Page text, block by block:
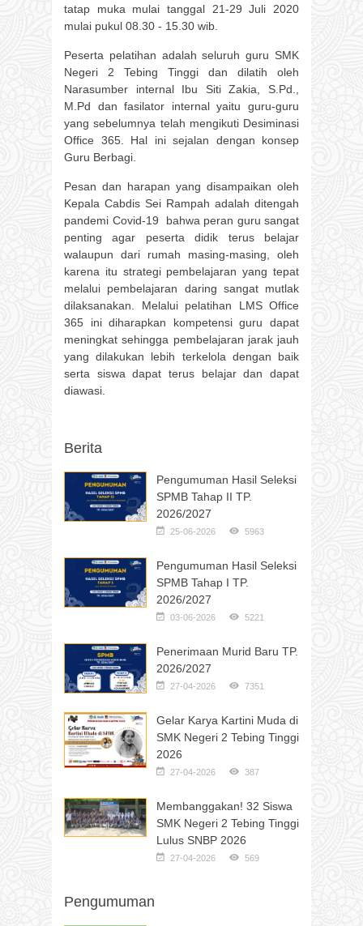
tatap muka mulai tanggal 21-29 Juli 2020
mulai pukul 08.30 - 15.30 wib.
Peserta pelatihan adalah seluruh guru SMK
Negeri 2 Tebing Tinggi dan dilatih oleh
Narasumber internal Ibu Siti Zakia, S.Pd.,
M.Pd dan fasilator internal yaitu guru-guru
yang sebelumnya telah mengikuti Desiminasi
Office 365. Hal ini sejalan dengan konsep
Guru Berbagi.
Pesan dan harapan yang disampaikan oleh
Kepala Cabdis Sei Rampah adalah ditengah
pandemi Covid-19 bahwa peran guru sangat
penting agar peserta didik terus belajar
walaupun dari rumah masing-masing, oleh
karena itu strategi pembelajaran yang tepat
melalui pembelajaran daring sangat mutlak
dilaksanakan. Melalui pelatihan LMS Office
365 ini diharapkan kompetensi guru dapat
meningkat sehingga pembelajaran jarak jauh
yang dilakukan lebih terkelola dengan baik
serta siswa dapat terus belajar dan dapat
diawasi.
Berita
Pengumuman Hasil Seleksi
SPMB Tahap II TP.
2026/2027
25-06-2026 5963
Pengumuman Hasil Seleksi
SPMB Tahap I TP.
2026/2027
03-06-2026 5221
Penerimaan Murid Baru TP.
2026/2027
27-04-2026 7351
Gelar Karya Kartini Muda di
SMK Negeri 2 Tebing Tinggi
2026
27-04-2026 387
Membanggakan! 32 Siswa
SMK Negeri 2 Tebing Tinggi
Lulus SNBP 2026
27-04-2026 569
Pengumuman